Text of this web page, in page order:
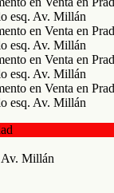
Av. Millán